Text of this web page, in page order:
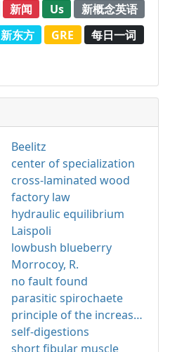
新闻 Us
新概念英语
新东方 GRE
每日一词
Beelitz
center of specialization
cross-laminated wood
factory law
hydraulic equilibrium
Laispoli
lowbush blueberry
Morrocoy, R.
no fault found
parasitic spirochaete
principle of the increase of entropy
self-digestions
short fibular muscle